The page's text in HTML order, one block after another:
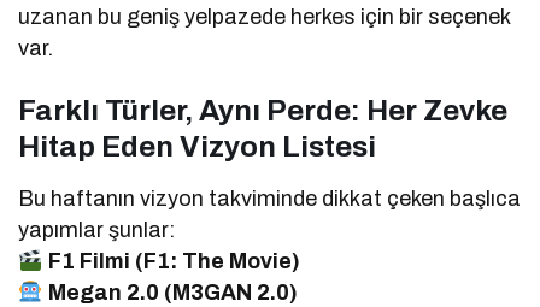
uzanan bu geniş yelpazede herkes için bir seçenek
var.
Farklı Türler, Aynı Perde: Her Zevke
Hitap Eden Vizyon Listesi
Bu haftanın vizyon takviminde dikkat çeken başlıca
yapımlar şunlar:
F1 Filmi (F1: The Movie)
Megan 2.0 (M3GAN 2.0)